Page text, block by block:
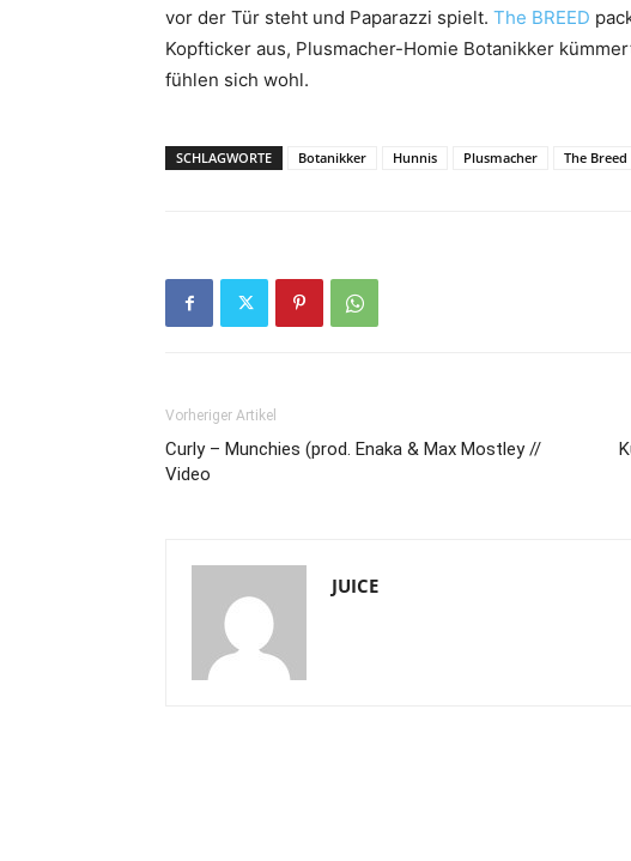
vor der Tür steht und Paparazzi spielt. The BREED
Kopfticker aus, Plusmacher-Homie Botanikker
fühlen sich wohl.
SCHLAGWORTE Botanikker Hunnis Plusmacher The Breed
Vorheriger Artikel
Curly – Munchies (prod. Enaka & Max Mostley //
Video
JUICE